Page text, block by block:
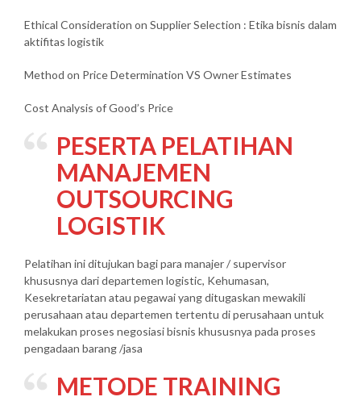
Ethical Consideration on Supplier Selection : Etika bisnis dalam
aktifitas logistik
Method on Price Determination VS Owner Estimates
Cost Analysis of Good’s Price
PESERTA PELATIHAN
MANAJEMEN
OUTSOURCING
LOGISTIK
Pelatihan ini ditujukan bagi para manajer / supervisor
khususnya dari departemen logistic, Kehumasan,
Kesekretariatan atau pegawai yang ditugaskan mewakili
perusahaan atau departemen tertentu di perusahaan untuk
melakukan proses negosiasi bisnis khususnya pada proses
pengadaan barang /jasa
METODE TRAINING